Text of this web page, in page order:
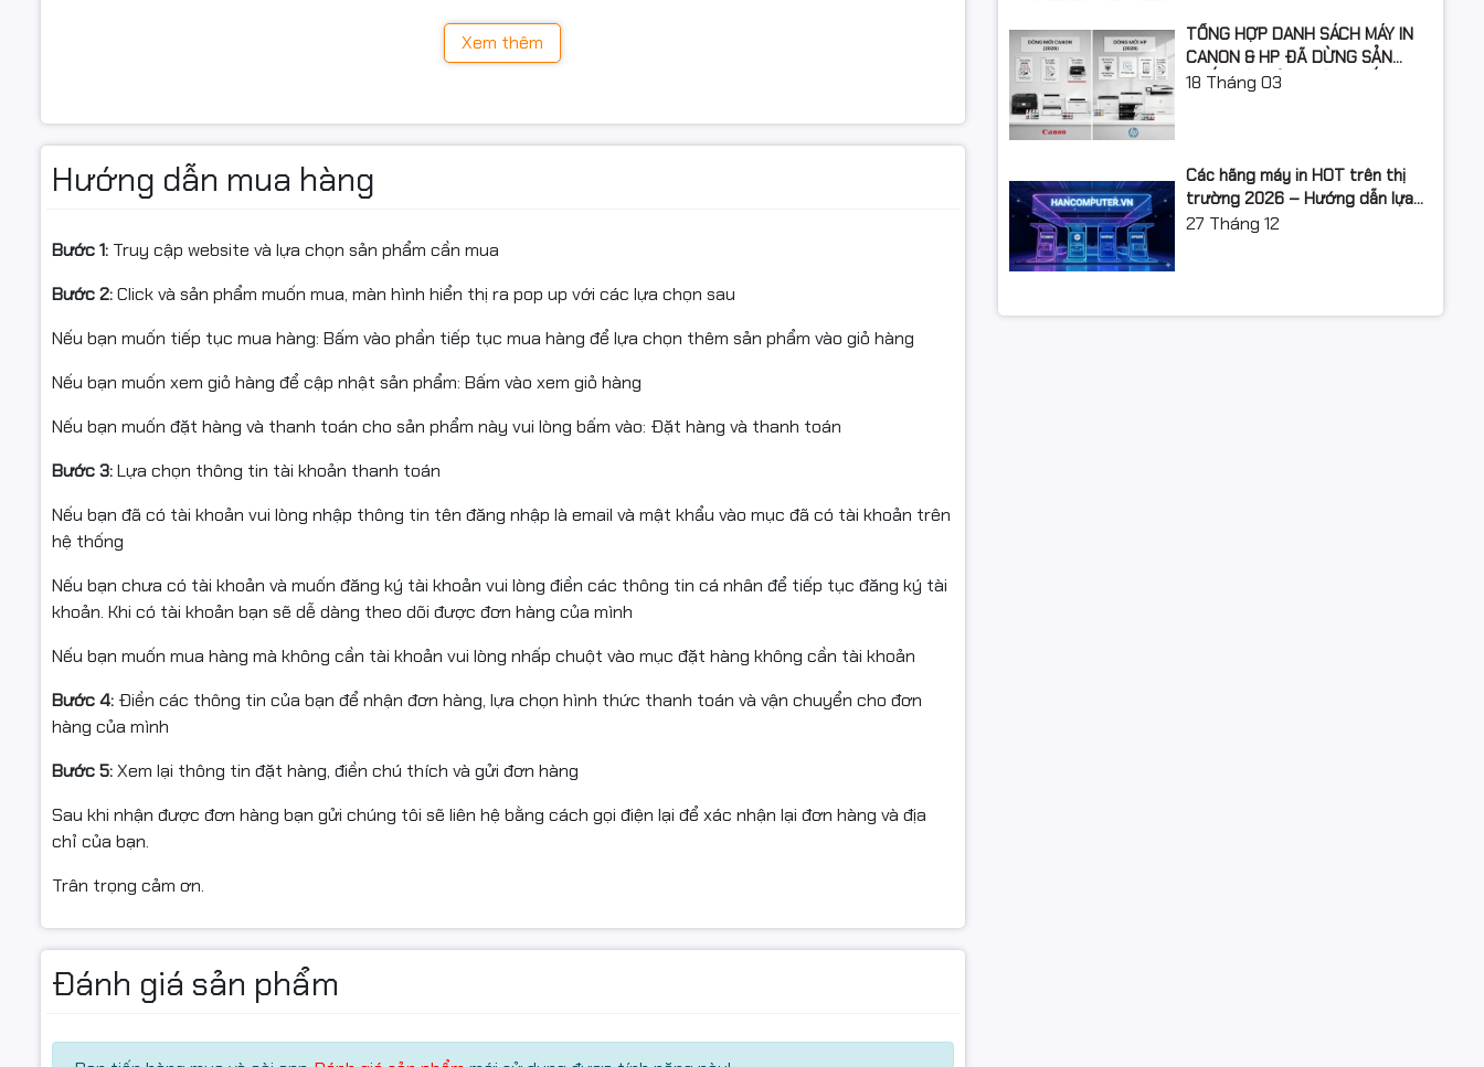
Tình trạng:Còn hàng
Đặc điểm nổi bật
• Dùng cho máy in: Samsung ML-1660, 1661, 1665, 1666, 1670, 1671, 1673, 1674, 1675, 1677, 1678, 1860, 1861, 1864K, 1865,
1867; Samsung SCX-3200, 3201, 3205, 3207, 3210, 3217, 3218
• Loại mực: Laser đen trắng
• Năng suất in: 1.500 trang A4 với độ phủ 5%
• Dùng hộp mực Star Ink giúp tiết kiệm 75% chi phí in ấn, tăng tuổi thọ máy in
• Bảo hành: 1 đổi 1 trong vòng 06 tháng hoặc đến hết mực
• Giao hàng miễn phí toàn quốc, hỗ trợ kỹ thuật tận nơi, ship COD nhanh chóng
Thông tin sản phẩm
• Hãng sản xuất: Star Ink
• Mã hộp mực: Samsung MLT-D104S
• Dùng cho máy in: Samsung ML-1660, 1661, 1665, 1666, 1670, 1671, 1673, 1674, 1675, 1677, 1678, 1860, 1861, 1864K, 1865,
• Màu sắc: Black
• Tiêu chuẩn chất lượng: Sản xuất theo tiêu chuẩn OEM, đạt chứng nhận STMC, CE, REACH, ROHS, ISO 9001, ISO
14001
• Sản phẩm được xuất khẩu đến các thị trường Mỹ, Canada, EU, Nhật Bản, Hàn Quốc, Australia, New Zealand
Ưu điểm vượt trội
• Bản in đậm, rõ nét, không lem, không phai
• Tương thích hoàn hảo với các dòng máy in Samsung, không gây lỗi hoặc hư trống
• Dễ dàng lắp đặt và thay thế, có hỗ trợ kỹ thuật tận nơi
Xem thêm
Hướng dẫn mua hàng
Bước 1: Truy cập website và lựa chọn sản phẩm cần mua
Bước 2:Click và sản phẩm muốn mua, màn hình hiển thị ra pop up với các lựa chọn sau
Nếu bạn muốn tiếp tục mua hàng: Bấm vào phần tiếp tục mua hàng để lựa chọn thêm sản phẩm vào giỏ hàng
Nếu bạn muốn xem giỏ hàng để cập nhật sản phẩm: Bấm vào xem giỏ hàng
Nếu bạn muốn đặt hàng và thanh toán cho sản phẩm này vui lòng bấm vào: Đặt hàng và thanh toán
Bước 3:Lựa chọn thông tin tài khoản thanh toán
Nếu bạn đã có tài khoản vui lòng nhập thông tin tên đăng nhập là email và mật khẩu vào mục đã có tài khoản trên
hệ thống
Nếu bạn chưa có tài khoản và muốn đăng ký tài khoản vui lòng điền các thông tin cá nhân để tiếp tục đăng ký tài
khoản. Khi có tài khoản bạn sẽ dễ dàng theo dõi được đơn hàng của mình
Nếu bạn muốn mua hàng mà không cần tài khoản vui lòng nhấp chuột vào mục đặt hàng không cần tài khoản
Bước 4: Điền các thông tin của bạn để nhận đơn hàng, lựa chọn hình thức thanh toán và vận chuyển cho đơn
hàng của mình
Bước 5:Xem lại thông tin đặt hàng, điền chú thích và gửi đơn hàng
Sau khi nhận được đơn hàng bạn gửi chúng tôi sẽ liên hệ bằng cách gọi điện lại để xác nhận lại đơn hàng và địa
chỉ của bạn.
Trân trọng cảm ơn.
Đánh giá sản phẩm
TỔNG HỢP DANH SÁCH MÁY IN
CANON & HP ĐÃ DỪNG SẢN
XUẤT: LỘ TRÌNH NÂNG CẤP 2026
18 Tháng 03
Các hãng máy in HOT trên thị
trường 2026 – Hướng dẫn lựa
chọn và so sánh chi tiết
27 Tháng 12